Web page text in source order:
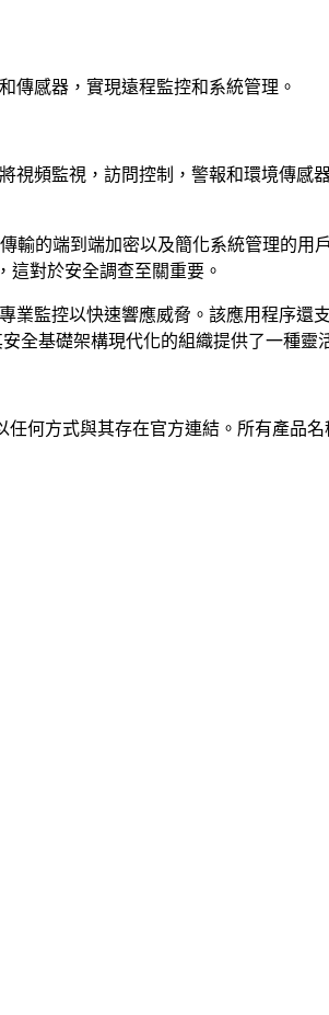
傳感器，實現遠程監控和系統管理。
視頻監視，訪問控制，警報和環境傳
輸的端到端加密以及簡化系統管理的
這對於安全調查至關重要。
業監控以快速響應威脅。該應用程序
全基礎架構現代化的組織提供了一種靈
何方式與其存在官方連結。所有產品